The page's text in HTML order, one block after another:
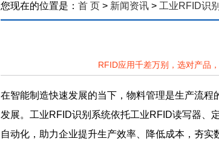
您现在的位置是： 首 页 > 新闻资讯 > 工业RFID识
RFID应用千差万别，选对产品
在智能制造快速发展的当下，物料管理是生产流
发展。工业RFID识别系统依托工业RFID读写器、
自动化，助力企业提升生产效率、降低成本，夯实